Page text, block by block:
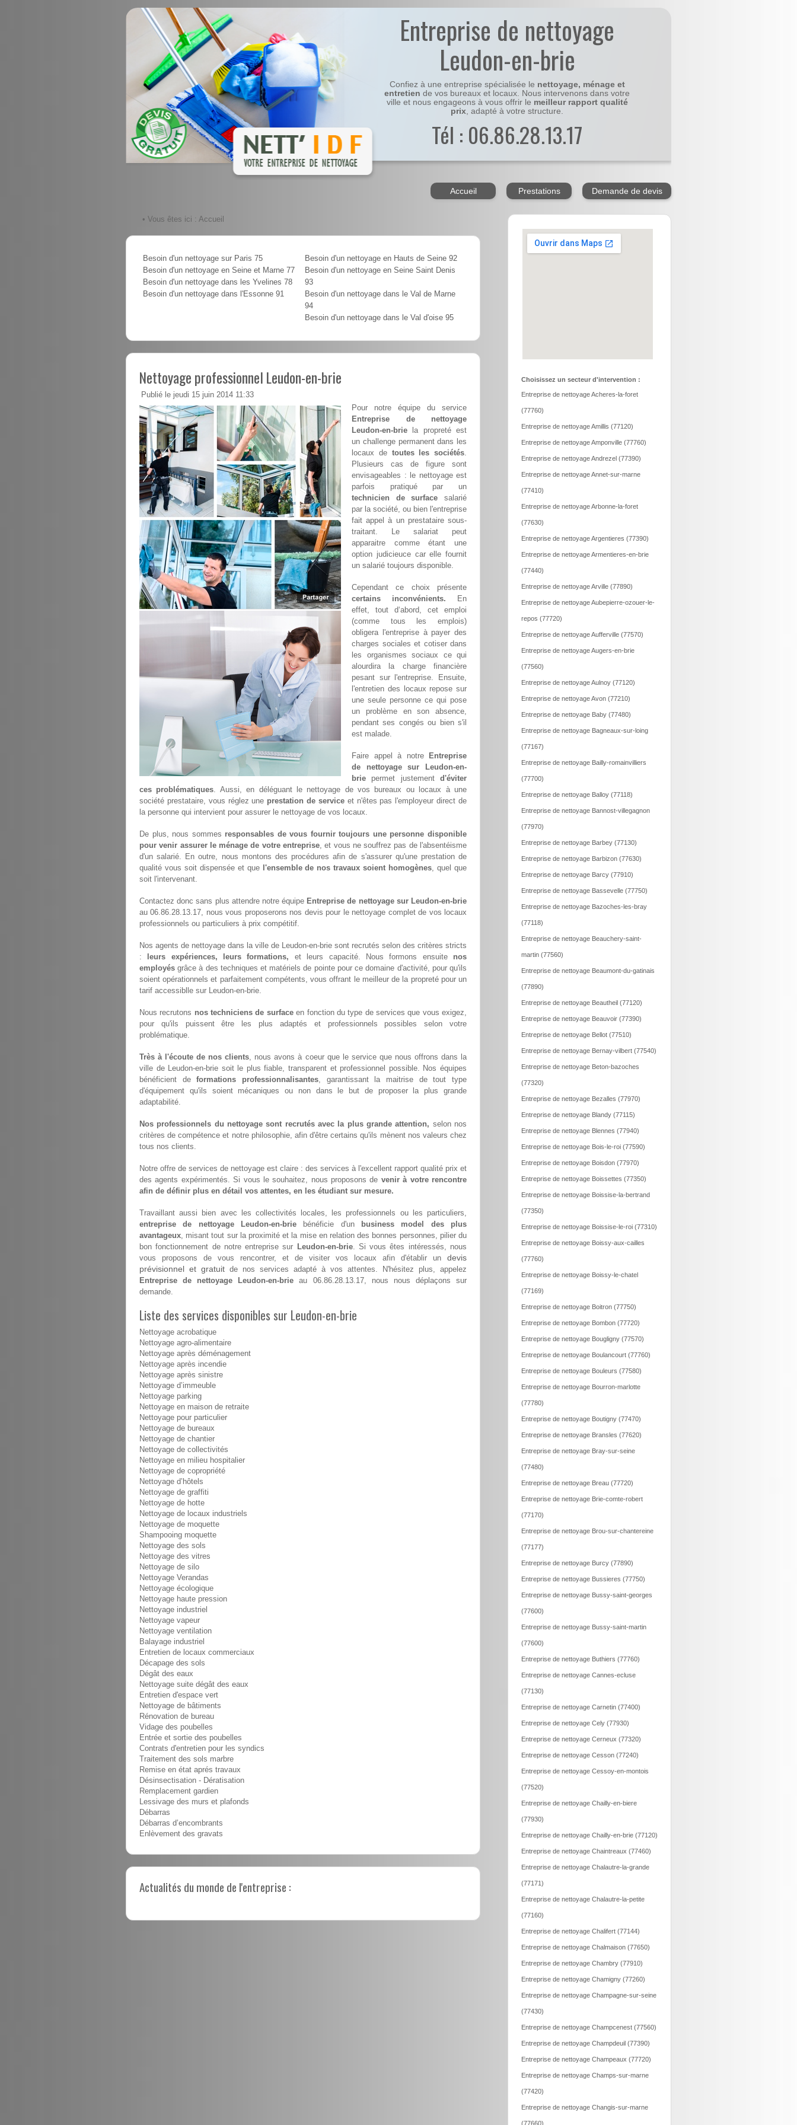
Entreprise de nettoyage
Leudon-en-brie
Confiez à une entreprise spécialisée le nettoyage, ménage et
entretien de vos bureaux et locaux. Nous intervenons dans votre
ville et nous engageons à vous offrir le meilleur rapport qualité
prix, adapté à votre structure.
Tél : 06.86.28.13.17
Accueil Prestations Demande de devis
• Vous êtes ici : Accueil
Besoin d'un nettoyage sur Paris 75
Besoin d'un nettoyage en Seine et Marne 77
Besoin d'un nettoyage dans les Yvelines 78
Besoin d'un nettoyage dans l'Essonne 91
Besoin d'un nettoyage en Hauts de Seine 92
Besoin d'un nettoyage en Seine Saint Denis
93
Besoin d'un nettoyage dans le Val de Marne
94
Besoin d'un nettoyage dans le Val d'oise 95
Nettoyage professionnel Leudon-en-brie
Publié le jeudi 15 juin 2014 11:33
Pour notre équipe du service
Entreprise de nettoyage
Leudon-en-brie la propreté est
un challenge permanent dans les
locaux de toutes les sociétés.
Plusieurs cas de figure sont
envisageables : le nettoyage est
parfois pratiqué par un
technicien de surface salarié
par la société, ou bien l'entreprise
fait appel à un prestataire sous-
traitant. Le salariat peut
apparaitre comme étant une
option judicieuce car elle fournit
un salarié toujours disponible.
Cependant ce choix présente
certains inconvénients. En
effet, tout d‘abord, cet emploi
(comme tous les emplois)
obligera l'entreprise à payer des
charges sociales et cotiser dans
les organismes sociaux ce qui
alourdira la charge financière
pesant sur l'entreprise. Ensuite,
l'entretien des locaux repose sur
une seule personne ce qui pose
un problème en son absence,
pendant ses congés ou bien s'il
est malade.
Faire appel à notre
Entreprise
de nettoyage sur Leudon-en-
brie permet justement d'éviter
ces problématiques. Aussi, en déléguant le nettoyage de vos bureaux ou locaux à une
société prestataire, vous réglez une prestation de serviceet n'êtes pas l'employeur direct de
la personne qui intervient pour assurer le nettoyage de vos locaux.
De plus, nous sommes responsables de vous fournir toujours une personne disponible
pour venir assurer le ménage de votre entreprise, et vous ne souffrez pas de l'absentéisme
d'un salarié. En outre, nous montons des procédures afin de s'assurer qu'une prestation de
qualité vous soit dispensée et que l'ensemble de nos travaux soient homogènes, quel que
soit l'intervenant.
Contactez donc sans plus attendre notre équipe Entreprise de nettoyage sur Leudon-en-brie
au 06.86.28.13.17, nous vous proposerons nos devis pour le nettoyage complet de vos locaux
professionnels ou particuliers à prix compétitif.
Nos agents de nettoyage dans la ville de Leudon-en-brie sont recrutés selon des critères stricts
:
leurs expériences, leurs formations, et leurs capacité. Nous formons ensuite nos
employés grâce à des techniques et matériels de pointe pour ce domaine d'activité, pour qu'ils
soient opérationnels et parfaitement compétents, vous offrant le meilleur de la propreté pour un
tarif accessiblle sur Leudon-en-brie.
Nous recrutons nos techniciens de surfaceen fonction du type de services que vous exigez,
pour qu'ils puissent être les plus adaptés et professionnels possibles selon votre
problématique.
Très à l'écoute de nos clients, nous avons à coeur que le service que nous offrons dans la
ville de Leudon-en-brie soit le plus fiable, transparent et professionnel possible. Nos équipes
bénéficient deformations professionnalisantes, garantissant la maitrise de tout type
d'équipement qu'ils soient mécaniques ou non dans le but de proposer la plus grande
adaptabilité.
Nos professionnels du nettoyage sont recrutés avec la plus grande attention, selon nos
critères de compétence et notre philosophie, afin d'être certains qu'ils mènent nos valeurs chez
tous nos clients.
Notre offre de services de nettoyage est claire : des services à l'excellent rapport qualité prix et
des agents expérimentés. Si vous le souhaitez, nous proposons de venir à votre rencontre
afin de définir plus en détail vos attentes, en les étudiant sur mesure.
Travaillant aussi bien avec les collectivités locales, les professionnels ou les particuliers,
entreprise de nettoyage Leudon-en-brie bénéficie d'un
business model des plus
avantageux, misant tout sur la proximité et la mise en relation des bonnes personnes, pilier du
bon fonctionnement de notre entreprise sur Leudon-en-brie. Si vous êtes intéressés, nous
vous proposons de vous rencontrer, et de visiter vos locaux afin d'établir un devis
prévisionnel et gratuit de nos services adapté à vos attentes. N'hésitez plus, appelez
Entreprise de nettoyage Leudon-en-brie au 06.86.28.13.17, nous nous déplaçons sur
demande.
Liste des services disponibles sur Leudon-en-brie
Nettoyage acrobatique
Nettoyage agro-alimentaire
Nettoyage après déménagement
Nettoyage après incendie
Nettoyage après sinistre
Nettoyage d’immeuble
Nettoyage parking
Nettoyage en maison de retraite
Nettoyage pour particulier
Nettoyage de bureaux
Nettoyage de chantier
Nettoyage de collectivités
Nettoyage en milieu hospitalier
Nettoyage de copropriété
Nettoyage d’hôtels
Nettoyage de graffiti
Nettoyage de hotte
Nettoyage de locaux industriels
Nettoyage de moquette
Shampooing moquette
Nettoyage des sols
Nettoyage des vitres
Nettoyage de silo
Nettoyage Verandas
Nettoyage écologique
Nettoyage haute pression
Nettoyage industriel
Nettoyage vapeur
Nettoyage ventilation
Balayage industriel
Entretien de locaux commerciaux
Décapage des sols
Dégât des eaux
Nettoyage suite dégât des eaux
Entretien d'espace vert
Nettoyage de bâtiments
Rénovation de bureau
Vidage des poubelles
Entrée et sortie des poubelles
Contrats d'entretien pour les syndics
Traitement des sols marbre
Remise en état aprés travaux
Désinsectisation - Dératisation
Remplacement gardien
Lessivage des murs et plafonds
Débarras
Débarras d’encombrants
Enlèvement des gravats
Actualités du monde de l'entreprise :
Choisissez un secteur d'intervention :
Entreprise de nettoyage Acheres-la-foret
(77760)
Entreprise de nettoyage Amillis (77120)
Entreprise de nettoyage Amponville (77760)
Entreprise de nettoyage Andrezel (77390)
Entreprise de nettoyage Annet-sur-marne
(77410)
Entreprise de nettoyage Arbonne-la-foret
(77630)
Entreprise de nettoyage Argentieres (77390)
Entreprise de nettoyage Armentieres-en-brie
(77440)
Entreprise de nettoyage Arville (77890)
Entreprise de nettoyage Aubepierre-ozouer-le-
repos (77720)
Entreprise de nettoyage Aufferville (77570)
Entreprise de nettoyage Augers-en-brie
(77560)
Entreprise de nettoyage Aulnoy (77120)
Entreprise de nettoyage Avon (77210)
Entreprise de nettoyage Baby (77480)
Entreprise de nettoyage Bagneaux-sur-loing
(77167)
Entreprise de nettoyage Bailly-romainvilliers
(77700)
Entreprise de nettoyage Balloy (77118)
Entreprise de nettoyage Bannost-villegagnon
(77970)
Entreprise de nettoyage Barbey (77130)
Entreprise de nettoyage Barbizon (77630)
Entreprise de nettoyage Barcy (77910)
Entreprise de nettoyage Bassevelle (77750)
Entreprise de nettoyage Bazoches-les-bray
(77118)
Entreprise de nettoyage Beauchery-saint-
martin (77560)
Entreprise de nettoyage Beaumont-du-gatinais
(77890)
Entreprise de nettoyage Beautheil (77120)
Entreprise de nettoyage Beauvoir (77390)
Entreprise de nettoyage Bellot (77510)
Entreprise de nettoyage Bernay-vilbert (77540)
Entreprise de nettoyage Beton-bazoches
(77320)
Entreprise de nettoyage Bezalles (77970)
Entreprise de nettoyage Blandy (77115)
Entreprise de nettoyage Blennes (77940)
Entreprise de nettoyage Bois-le-roi (77590)
Entreprise de nettoyage Boisdon (77970)
Entreprise de nettoyage Boissettes (77350)
Entreprise de nettoyage Boissise-la-bertrand
(77350)
Entreprise de nettoyage Boissise-le-roi (77310)
Entreprise de nettoyage Boissy-aux-cailles
(77760)
Entreprise de nettoyage Boissy-le-chatel
(77169)
Entreprise de nettoyage Boitron (77750)
Entreprise de nettoyage Bombon (77720)
Entreprise de nettoyage Bougligny (77570)
Entreprise de nettoyage Boulancourt (77760)
Entreprise de nettoyage Bouleurs (77580)
Entreprise de nettoyage Bourron-marlotte
(77780)
Entreprise de nettoyage Boutigny (77470)
Entreprise de nettoyage Bransles (77620)
Entreprise de nettoyage Bray-sur-seine
(77480)
Entreprise de nettoyage Breau (77720)
Entreprise de nettoyage Brie-comte-robert
(77170)
Entreprise de nettoyage Brou-sur-chantereine
(77177)
Entreprise de nettoyage Burcy (77890)
Entreprise de nettoyage Bussieres (77750)
Entreprise de nettoyage Bussy-saint-georges
(77600)
Entreprise de nettoyage Bussy-saint-martin
(77600)
Entreprise de nettoyage Buthiers (77760)
Entreprise de nettoyage Cannes-ecluse
(77130)
Entreprise de nettoyage Carnetin (77400)
Entreprise de nettoyage Cely (77930)
Entreprise de nettoyage Cerneux (77320)
Entreprise de nettoyage Cesson (77240)
Entreprise de nettoyage Cessoy-en-montois
(77520)
Entreprise de nettoyage Chailly-en-biere
(77930)
Entreprise de nettoyage Chailly-en-brie (77120)
Entreprise de nettoyage Chaintreaux (77460)
Entreprise de nettoyage Chalautre-la-grande
(77171)
Entreprise de nettoyage Chalautre-la-petite
(77160)
Entreprise de nettoyage Chalifert (77144)
Entreprise de nettoyage Chalmaison (77650)
Entreprise de nettoyage Chambry (77910)
Entreprise de nettoyage Chamigny (77260)
Entreprise de nettoyage Champagne-sur-seine
(77430)
Entreprise de nettoyage Champcenest (77560)
Entreprise de nettoyage Champdeuil (77390)
Entreprise de nettoyage Champeaux (77720)
Entreprise de nettoyage Champs-sur-marne
(77420)
Entreprise de nettoyage Changis-sur-marne
(77660)